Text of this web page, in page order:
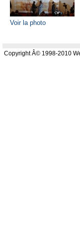
Voir la photo
Copyright Â© 1998-2010